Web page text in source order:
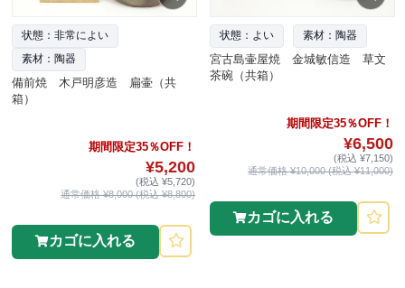
状態：非常によい
素材：陶器
備前焼 木戸明彦造 扁壷（共
箱）
期間限定35％OFF！
¥5,200
(税込 ¥5,720)
通常価格 ¥8,000 (税込 ¥8,800)
カゴに入れる
状態：よい 素材：陶器
宮古島壷屋焼 金城敏信造 草文
茶碗（共箱）
期間限定35％OFF！
¥6,500
(税込 ¥7,150)
通常価格 ¥10,000 (税込 ¥11,000)
カゴに入れる